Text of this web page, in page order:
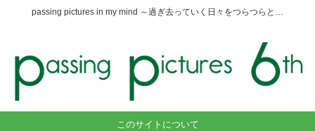
passing pictures in my mind ～過ぎ去っていく日々をつらつらと…
このサイトについて